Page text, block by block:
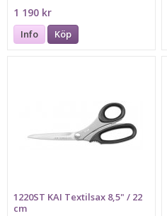
1 190 kr
Info Köp
1220ST KAI Textilsax 8,5" / 22
cm